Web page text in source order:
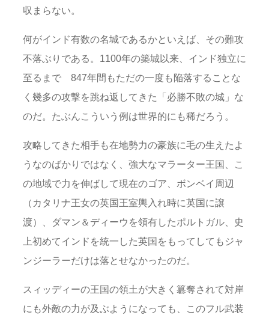
収まらない。
何がインド有数の名城であるかといえば、その難攻
不落ぶりである。1100年の築城以来、インド独立に
至るまで 847年間もただの一度も陥落することな
く幾多の攻撃を跳ね返してきた「必勝不敗の城」な
のだ。たぶんこういう例は世界的にも稀だろう。
攻略してきた相手も在地勢力の豪族に毛の生えたよ
うなのばかりではなく、強大なマラーター王国、こ
の地域で力を伸ばして現在のゴア、ボンベイ周辺
（カタリナ王女の英国王室輿入れ時に英国に譲
渡）、ダマン＆ディーウを領有したポルトガル、史
上初めてインドを統一した英国をもってしてもジャ
ンジーラーだけは落とせなかったのだ。
スィッディーの王国の領土が大きく簒奪されて対岸
にも外敵の力が及ぶようになっても、このフル武装